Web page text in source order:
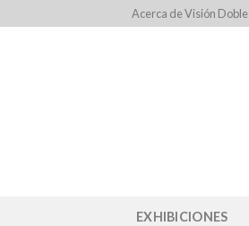
to
Acerca de Visión Doble
EXHIBICIONES